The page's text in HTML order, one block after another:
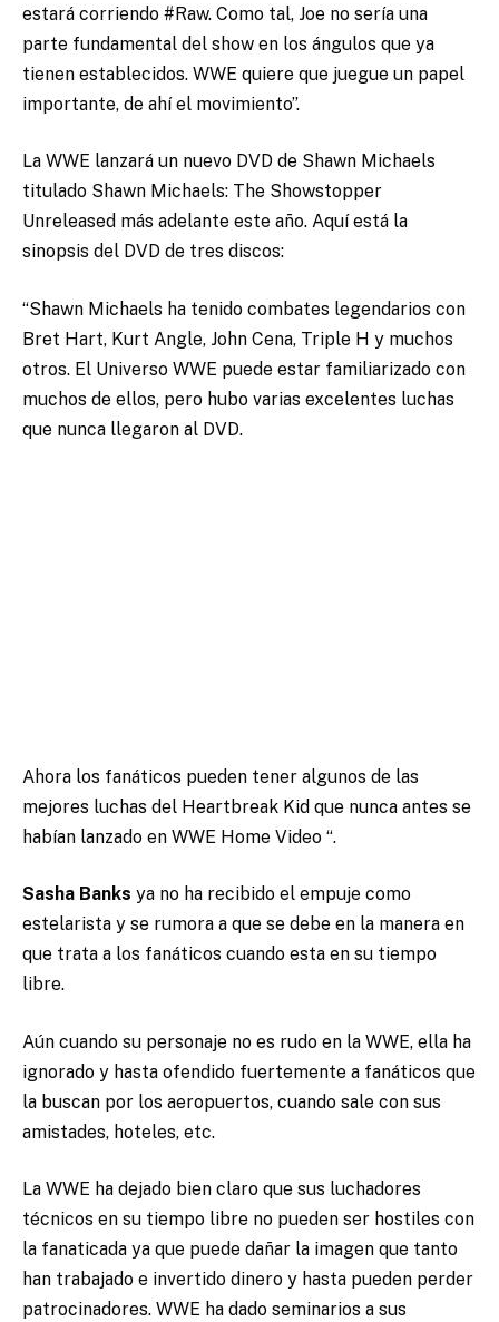
estará corriendo #Raw. Como tal, Joe no sería una
parte fundamental del show en los ángulos que ya
tienen establecidos. WWE quiere que juegue un papel
importante, de ahí el movimiento”.
La WWE lanzará un nuevo DVD de Shawn Michaels
titulado Shawn Michaels: The Showstopper
Unreleased más adelante este año. Aquí está la
sinopsis del DVD de tres discos:
“Shawn Michaels ha tenido combates legendarios con
Bret Hart, Kurt Angle, John Cena, Triple H y muchos
otros. El Universo WWE puede estar familiarizado con
muchos de ellos, pero hubo varias excelentes luchas
que nunca llegaron al DVD.
Ahora los fanáticos pueden tener algunos de las
mejores luchas del Heartbreak Kid que nunca antes se
habían lanzado en WWE Home Video “.
Sasha Banks ya no ha recibido el empuje como
estelarista y se rumora a que se debe en la manera en
que trata a los fanáticos cuando esta en su tiempo
libre.
Aún cuando su personaje no es rudo en la WWE, ella ha
ignorado y hasta ofendido fuertemente a fanáticos que
la buscan por los aeropuertos, cuando sale con sus
amistades, hoteles, etc.
La WWE ha dejado bien claro que sus luchadores
técnicos en su tiempo libre no pueden ser hostiles con
la fanaticada ya que puede dañar la imagen que tanto
han trabajado e invertido dinero y hasta pueden perder
patrocinadores. WWE ha dado seminarios a sus